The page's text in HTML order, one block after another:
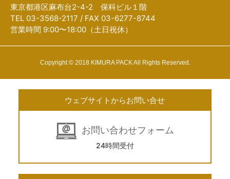
東京都港区麻布台2-4-2 保科ビル１階
TEL 03-3568-2117 / FAX 03-6277-8744
営業時間 9:00〜18:00（土日祝休）
Copyright © 2018 KIMURA PACK All Rights Reserved.
ウェブサイトからお問い合せ
お問い合わせフォーム
24時間受付